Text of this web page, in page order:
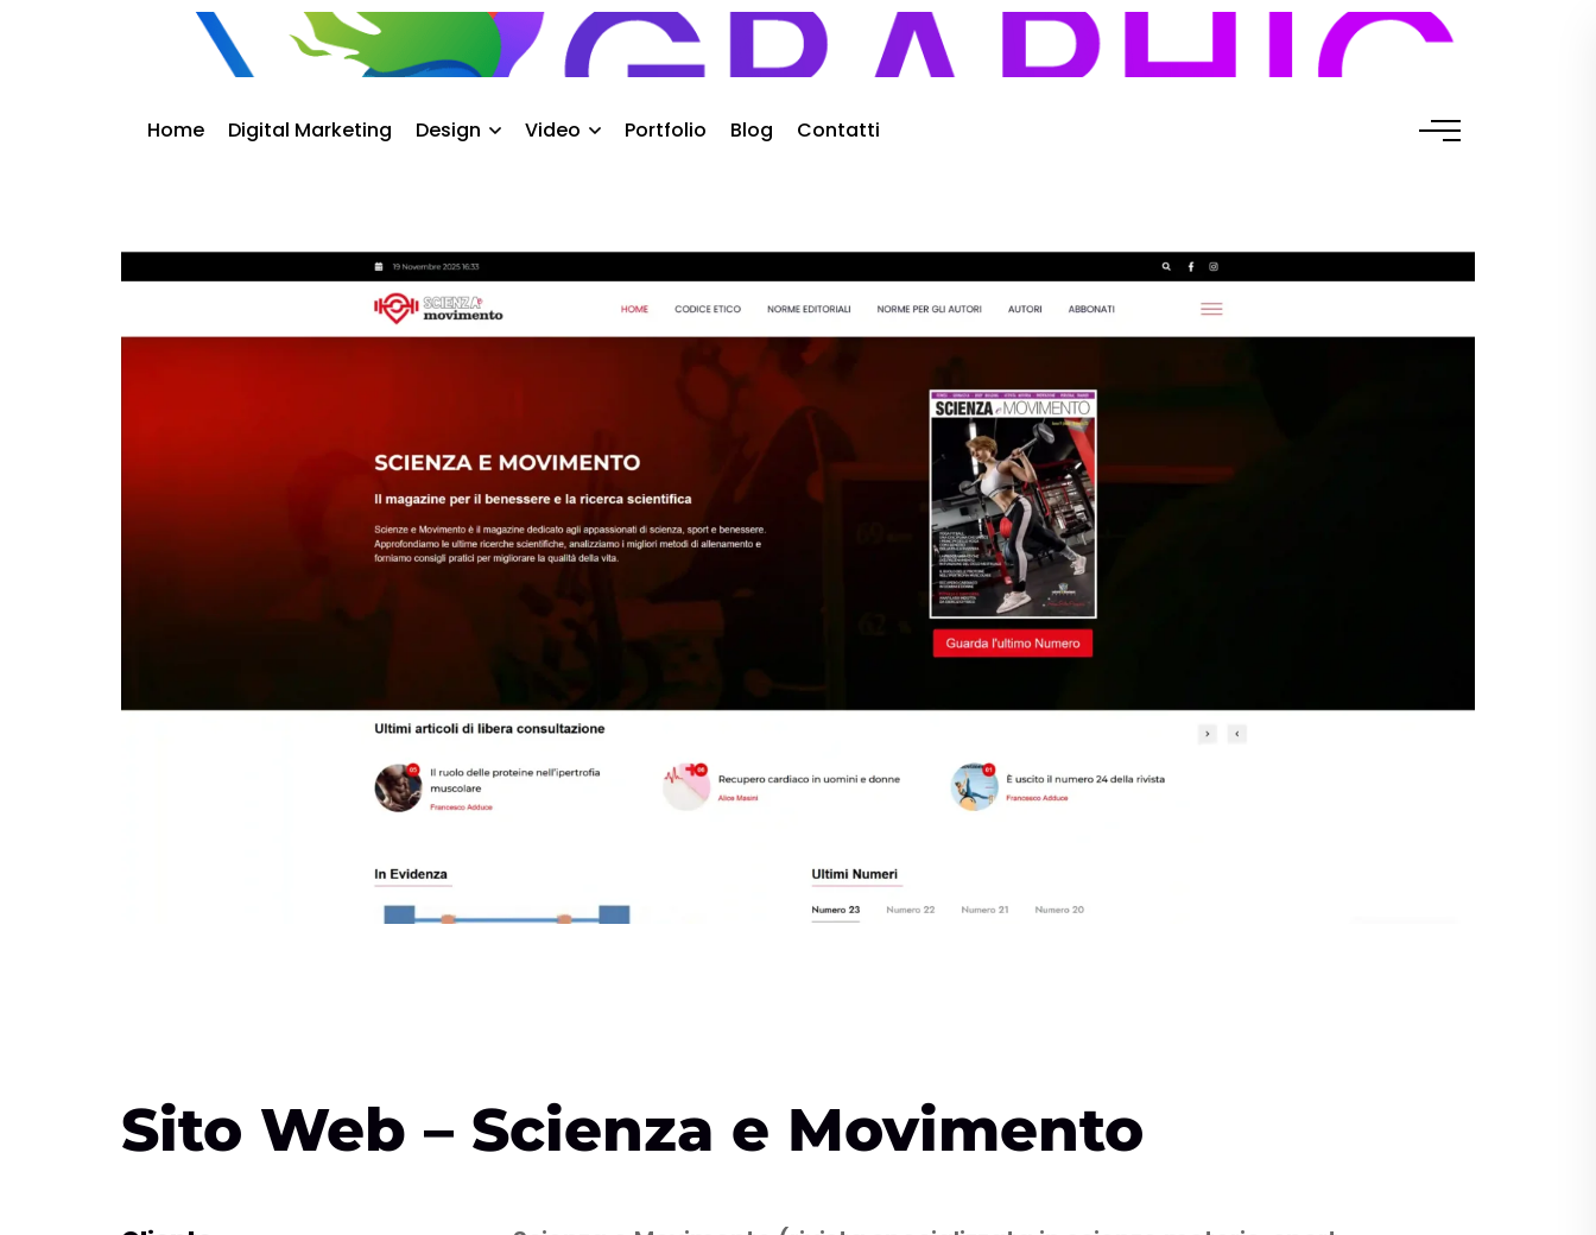
Home Digital Marketing Design Video Portfolio Blog Contatti
Sito Web – Scienza e Movimento